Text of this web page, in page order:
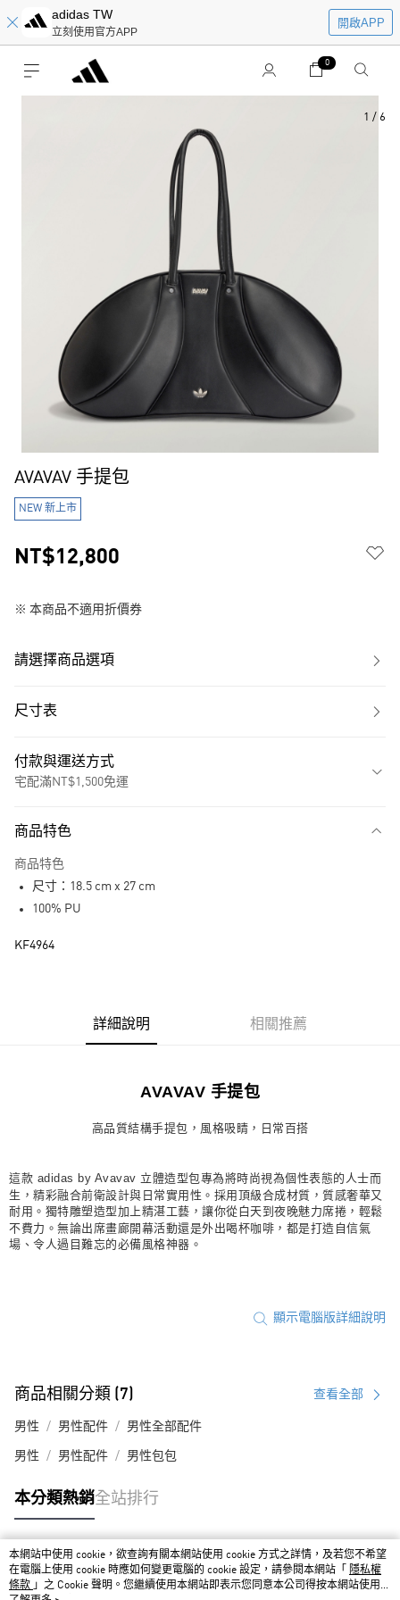
adidas TW
立刻使用官方APP
開啟APP
0
1 / 6
AVAVAV 手提包
NEW 新上市
NT$12,800
※ 本商品不適用折價券
請選擇商品選項
尺寸表
付款與運送方式
宅配滿NT$1,500免運
街口支付
付款後門市自取
商品特色
商品特色
尺寸：18.5 cm x 27 cm
100% PU
KF4964
詳細說明 相關推薦
AVAVAV 手提包
高品質結構手提包，風格吸睛，日常百搭
這款 adidas by Avavav 立體造型包專為將時尚視為個性表態的人士而
生，精彩融合前衛設計與日常實用性。採用頂級合成材質，質感奢華又
耐用。獨特雕塑造型加上精湛工藝，讓你從白天到夜晚魅力席捲，輕鬆
不費力。無論出席畫廊開幕活動還是外出喝杯咖啡，都是打造自信氣
場、令人過目難忘的必備風格神器。
顯示電腦版詳細說明
商品相關分類 (7) 查看全部
男性 男性配件 男性全部配件
男性 男性配件 男性包包
本分類熱銷全站排行
熱門標籤
本網站中使用 cookie，欲查詢有關本網站使用 cookie 方式之詳情，及若您不希望
在電腦上使用 cookie 時應如何變更電腦的 cookie 設定，請參閱本網站「
隱私權
條款 」之 Cookie 聲明。您繼續使用本網站即表示您同意本公司得按本網站使用條